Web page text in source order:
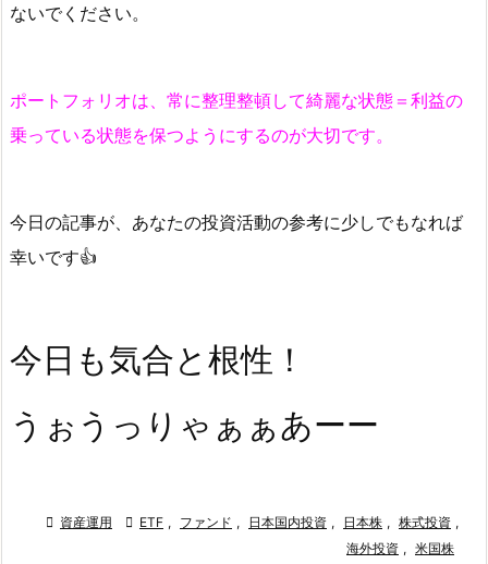
ないでください。
ポートフォリオは、常に整理整頓して綺麗な状態＝利益の
乗っている状態を保つようにするのが大切です。
今日の記事が、あなたの投資活動の参考に少しでもなれば
幸いです👍
今日も気合と根性！
うぉうっりゃぁぁあーー
 資産運用  ETF , ファンド , 日本国内投資 , 日本株 , 株式投資 ,
海外投資 , 米国株